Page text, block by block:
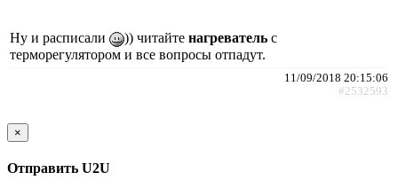
Ну и расписали )) читайте нагреватель с
терморегулятором и все вопросы отпадут.
11/09/2018 20:15:06
#2532593
×
Отправить U2U